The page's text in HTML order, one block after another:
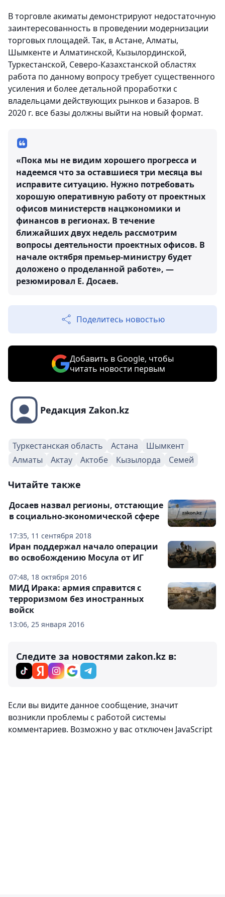
В торговле акиматы демонстрируют недостаточную
заинтересованность в проведении модернизации
торговых площадей. Так, в Астане, Алматы,
Шымкенте и Алматинской, Кызылординской,
Туркестанской, Северо-Казахстанской областях
работа по данному вопросу требует существенного
усиления и более детальной проработки с
владельцами действующих рынков и базаров. В
2020 г. все базы должны выйти на новый формат.
«Пока мы не видим хорошего прогресса и
надеемся что за оставшиеся три месяца вы
исправите ситуацию. Нужно потребовать
хорошую оперативную работу от проектных
офисов министерств нацэкономики и
финансов в регионах. В течение
ближайших двух недель рассмотрим
вопросы деятельности проектных офисов. В
начале октября премьер-министру будет
доложено о проделанной работе», —
резюмировал Е. Досаев.
Поделитесь новостью
Добавить в Google, чтобы
читать новости первым
Редакция Zakon.kz
Туркестанская область Астана
Шымкент
Алматы
Актау Актобе Кызылорда Семей
Читайте также
17:35, 11 сентября 2018
Досаев назвал регионы, отстающие
в социально-экономической сфере
07:48, 18 октября 2016
Иран поддержал начало операции
во освобождению Мосула от ИГ
13:06, 25 января 2016
МИД Ирака: армия справится с
терроризмом без иностранных
войск
Следите за новостями zakon.kz в:
Если вы видите данное сообщение, значит
возникли проблемы с работой системы
комментариев. Возможно у вас отключен JavaScript